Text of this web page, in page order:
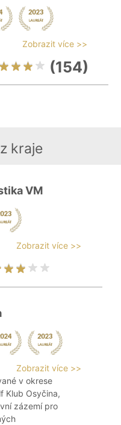
Zobrazit více >>
(154)
kraje
VM
Zobrazit více >>
Zobrazit více >>
v okrese
Klub Osyčina,
zázemí pro